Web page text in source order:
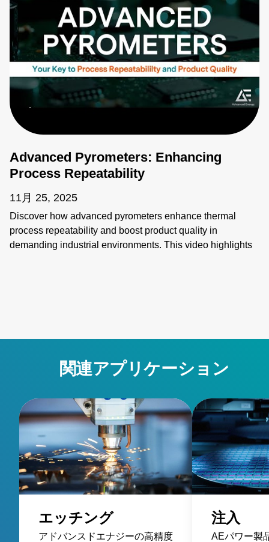
Advanced Pyrometers: Enhancing
Process Repeatability
11月 25, 2025
Discover how advanced pyrometers enhance thermal
process repeatability and boost product quality in
demanding industrial environments. This video highlights
processes with precision and innovation for superior
performance!関連アプリケーション
エッチング
アドバンスドエナジーの高精度
注入
AEパワー製